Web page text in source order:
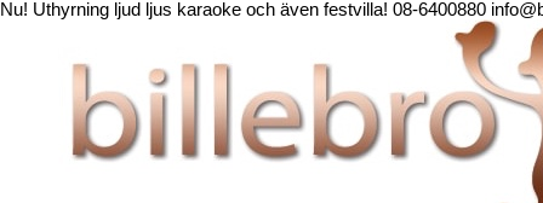
Nu! Uthyrning ljud ljus karaoke och även festvilla! 08-6400880